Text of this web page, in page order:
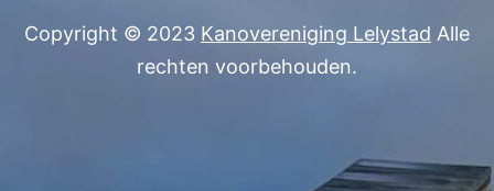
Copyright © 2023 Kanovereniging Lelystad Alle
rechten voorbehouden.